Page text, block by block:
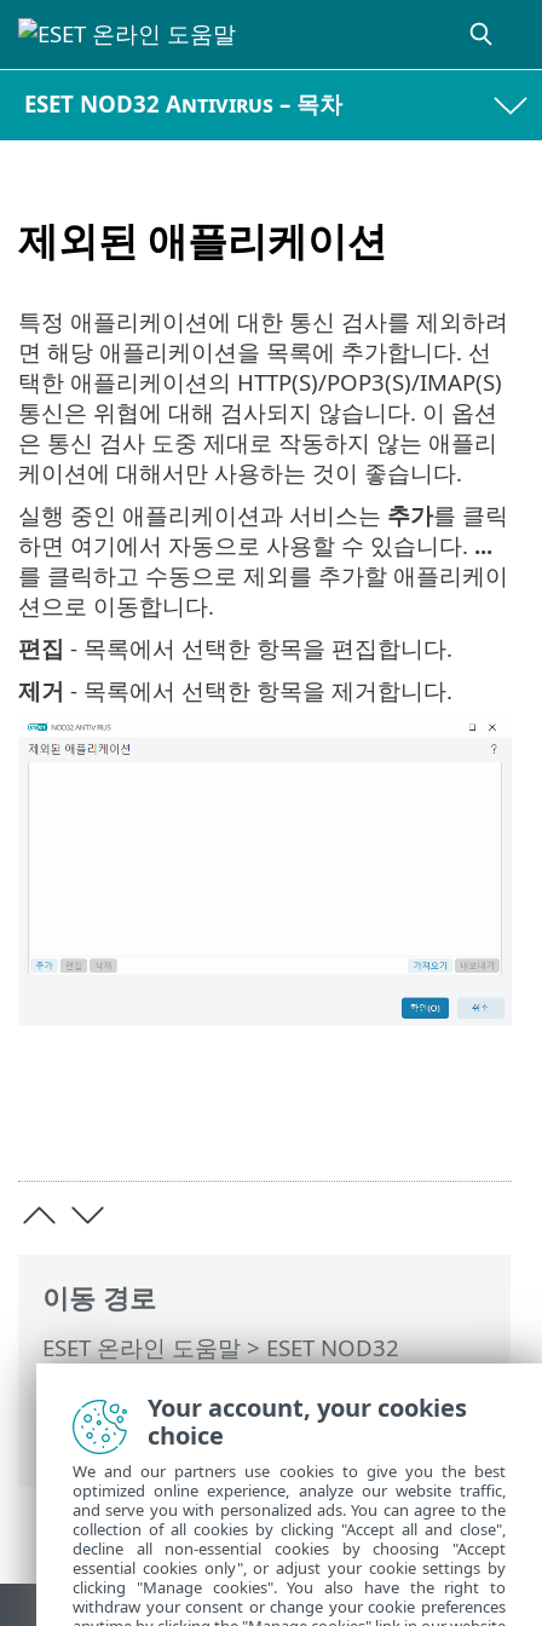
ESET NOD32 Antivirus – 목차
제외된 애플리케이션
이동 경로
ESET 온라인 도움말>ESET NOD32
이언트 보호>메일 전송 보호> 제외된 애플
리케이션
특정 애플리케이션에 대한 통신 검사를 제외하려
면 해당 애플리케이션을 목록에 추가합니다. 선
택한 애플리케이션의 HTTP(S)/POP3(S)/IMAP(S)
통신은 위협에 대해 검사되지 않습니다. 이 옵션
은 통신 검사 도중 제대로 작동하지 않는 애플리
케이션에 대해서만 사용하는 것이 좋습니다.
실행 중인 애플리케이션과 서비스는 추가를 클릭
하면 여기에서 자동으로 사용할 수 있습니다. ...
를 클릭하고 수동으로 제외를 추가할 애플리케이
션으로 이동합니다.
편집 - 목록에서 선택한 항목을 편집합니다.
제거 - 목록에서 선택한 항목을 제거합니다.
Your account, your cookies
choice
We and our partners use cookies to give you the best
optimized online experience, analyze our website traffic,
and serve you with personalized ads. You can agree to the
collection of all cookies by clicking "Accept all and close",
decline all non-essential cookies by choosing "Accept
essential cookies only", or adjust your cookie settings by
clicking "Manage cookies". You also have the right to
withdraw your consent or change your cookie preferences